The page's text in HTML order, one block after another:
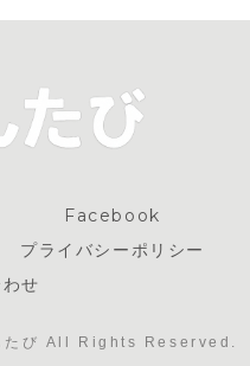
Facebook
プライバシーポリシー
せ
び All Rights Reserved.